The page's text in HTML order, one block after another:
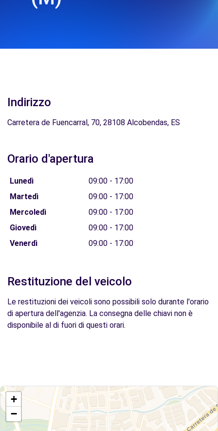
Indirizzo
Carretera de Fuencarral, 70, 28108 Alcobendas, ES
Orario d'apertura
Lunedì
09:00 - 17:00
Martedì
09:00 - 17:00
Mercoledì
09:00 - 17:00
Giovedì
09:00 - 17:00
Venerdì
09:00 - 17:00
Restituzione del veicolo
Le restituzioni dei veicoli sono possibili solo durante l'orario
di apertura dell'agenzia. La consegna delle chiavi non è
disponibile al di fuori di questi orari.
+
−